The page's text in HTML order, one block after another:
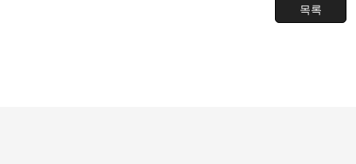
목록